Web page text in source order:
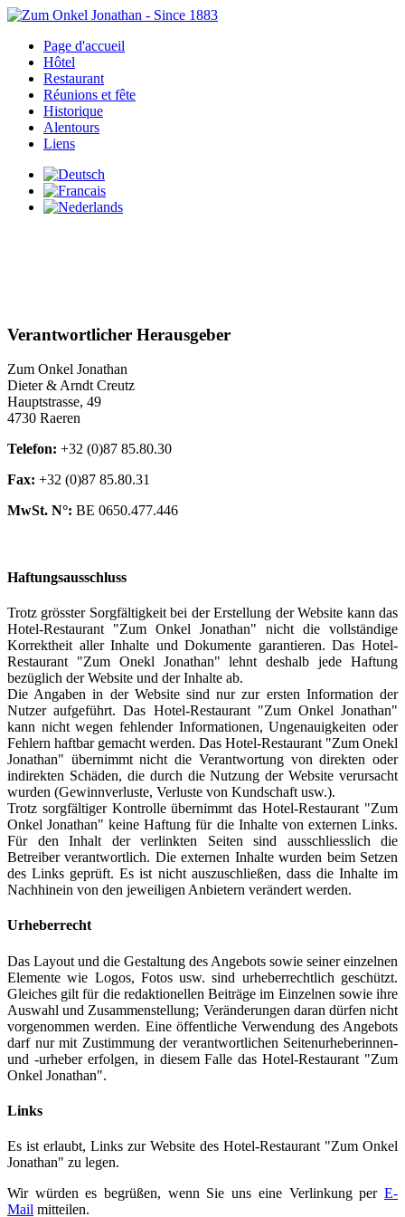
Page d'accueil
Hôtel
Restaurant
Réunions et fête
Historique
Alentours
Liens
Verantwortlicher Herausgeber
Zum Onkel Jonathan
Dieter & Arndt Creutz
Hauptstrasse, 49
4730 Raeren
Telefon: +32 (0)87 85.80.30
Fax: +32 (0)87 85.80.31
MwSt. N°: BE 0650.477.446
Haftungsausschluss
Trotz grösster Sorgfältigkeit bei der Erstellung der Website kann das
Hotel-Restaurant "Zum Onkel Jonathan" nicht die vollständige
Korrektheit aller Inhalte und Dokumente garantieren. Das Hotel-
Restaurant "Zum Onekl Jonathan" lehnt deshalb jede Haftung
bezüglich der Website und der Inhalte ab.
Die Angaben in der Website sind nur zur ersten Information der
Nutzer aufgeführt. Das Hotel-Restaurant "Zum Onkel Jonathan"
kann nicht wegen fehlender Informationen, Ungenauigkeiten oder
Fehlern haftbar gemacht werden. Das Hotel-Restaurant "Zum Onekl
Jonathan" übernimmt nicht die Verantwortung von direkten oder
indirekten Schäden, die durch die Nutzung der Website verursacht
wurden (Gewinnverluste, Verluste von Kundschaft usw.).
Trotz sorgfältiger Kontrolle übernimmt das Hotel-Restaurant "Zum
Onkel Jonathan" keine Haftung für die Inhalte von externen Links.
Für den Inhalt der verlinkten Seiten sind ausschliesslich die
Betreiber verantwortlich. Die externen Inhalte wurden beim Setzen
des Links geprüft. Es ist nicht auszuschließen, dass die Inhalte im
Nachhinein von den jeweiligen Anbietern verändert werden.
Urheberrecht
Das Layout und die Gestaltung des Angebots sowie seiner einzelnen
Elemente wie Logos, Fotos usw. sind urheberrechtlich geschützt.
Gleiches gilt für die redaktionellen Beiträge im Einzelnen sowie ihre
Auswahl und Zusammenstellung; Veränderungen daran dürfen nicht
vorgenommen werden. Eine öffentliche Verwendung des Angebots
darf nur mit Zustimmung der verantwortlichen Seitenurheberinnen-
und -urheber erfolgen, in diesem Falle das Hotel-Restaurant "Zum
Onkel Jonathan".
Links
Es ist erlaubt, Links zur Website des Hotel-Restaurant "Zum Onkel
Jonathan" zu legen.
Wir würden es begrüßen, wenn Sie uns eine Verlinkung per E-
Mail mitteilen.